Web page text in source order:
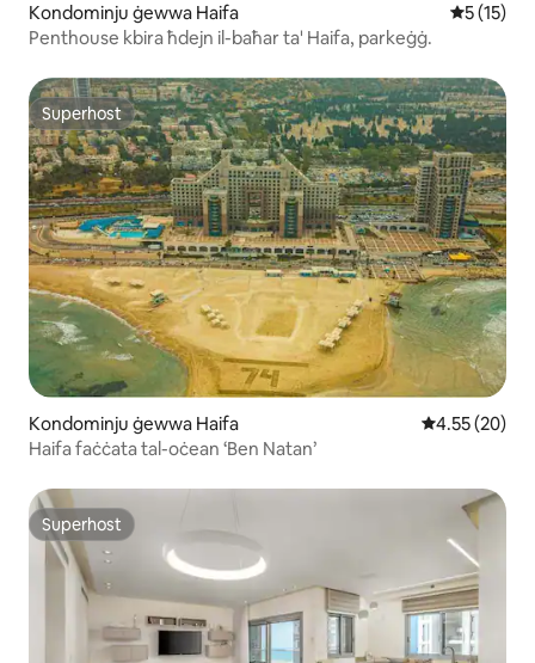
Kondominju ġewwa Haifa Rating
5 (15)
Penthouse kbira ħdejn il-baħar ta' Haifa, parkeġġ.
Superhost
Superhost
Kondominju ġewwa Haifa Rating
4.55 (20)
Haifa faċċata tal-oċean ‘Ben Natan’
Superhost
Superhost